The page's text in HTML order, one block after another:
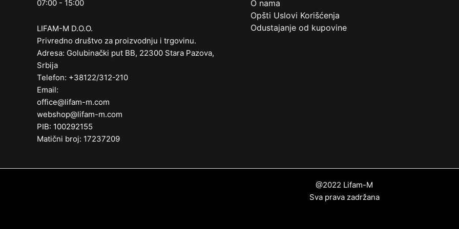
07:00 - 15:00
LIFAM-M D.O.O.
Privredno društvo za proizvodnju i trgovinu.
Adresa: Golubinački put BB, 22300 Stara Pazova,
Srbija
Telefon: +38122/312-210
Email:
office@lifam-m.com
webshop@lifam-m.com
PIB: 100292155
Matični broj: 17237209
O nama
Opšti Uslovi Korišćenja
Odustajanje od kupovine
@2022 Lifam-M
Sva prava zadržana